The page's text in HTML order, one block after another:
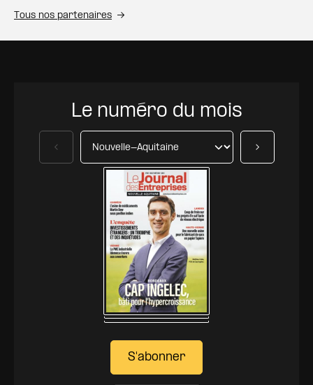
Tous nos partenaires
Le numéro du mois
S'abonner
Précédent Suivant